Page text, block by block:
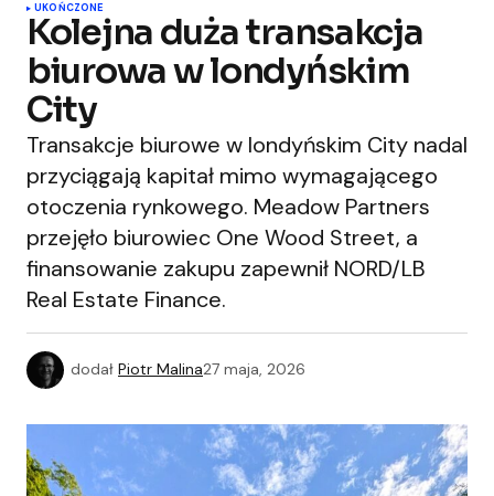
UKOŃCZONE
Kolejna duża transakcja
biurowa w londyńskim
City
Transakcje biurowe w londyńskim City nadal
przyciągają kapitał mimo wymagającego
otoczenia rynkowego. Meadow Partners
przejęło biurowiec One Wood Street, a
finansowanie zakupu zapewnił NORD/LB
Real Estate Finance.
dodał Piotr Malina27 maja, 2026